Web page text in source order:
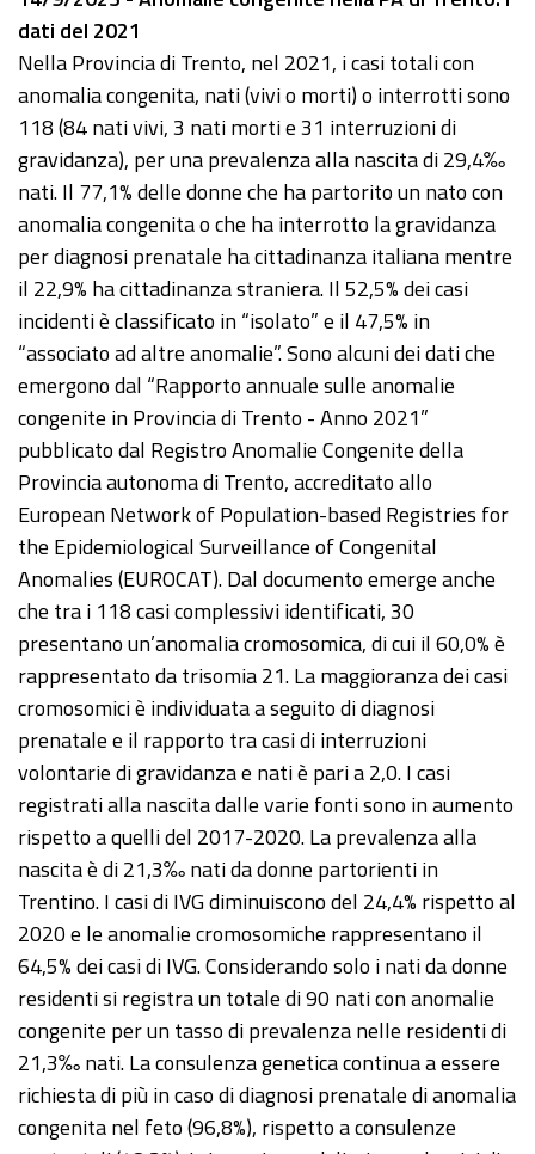
dati del 2021
Nella Provincia di Trento, nel 2021, i casi totali con
anomalia congenita, nati (vivi o morti) o interrotti sono
118 (84 nati vivi, 3 nati morti e 31 interruzioni di
gravidanza), per una prevalenza alla nascita di 29,4‰
nati. Il 77,1% delle donne che ha partorito un nato con
anomalia congenita o che ha interrotto la gravidanza
per diagnosi prenatale ha cittadinanza italiana mentre
il 22,9% ha cittadinanza straniera. Il 52,5% dei casi
incidenti è classificato in “isolato” e il 47,5% in
“associato ad altre anomalie”. Sono alcuni dei dati che
emergono dal “Rapporto annuale sulle anomalie
congenite in Provincia di Trento - Anno 2021”
pubblicato dal Registro Anomalie Congenite della
Provincia autonoma di Trento, accreditato allo
European Network of Population-based Registries for
the Epidemiological Surveillance of Congenital
Anomalies (EUROCAT). Dal documento emerge anche
che tra i 118 casi complessivi identificati, 30
presentano un’anomalia cromosomica, di cui il 60,0% è
rappresentato da trisomia 21. La maggioranza dei casi
cromosomici è individuata a seguito di diagnosi
prenatale e il rapporto tra casi di interruzioni
volontarie di gravidanza e nati è pari a 2,0. I casi
registrati alla nascita dalle varie fonti sono in aumento
rispetto a quelli del 2017-2020. La prevalenza alla
nascita è di 21,3‰ nati da donne partorienti in
Trentino. I casi di IVG diminuiscono del 24,4% rispetto al
2020 e le anomalie cromosomiche rappresentano il
64,5% dei casi di IVG. Considerando solo i nati da donne
residenti si registra un totale di 90 nati con anomalie
congenite per un tasso di prevalenza nelle residenti di
21,3‰ nati. La consulenza genetica continua a essere
richiesta di più in caso di diagnosi prenatale di anomalia
congenita nel feto (96,8%), rispetto a consulenze